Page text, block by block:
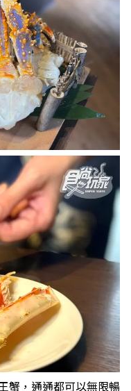
蟹，通通都可以無限暢